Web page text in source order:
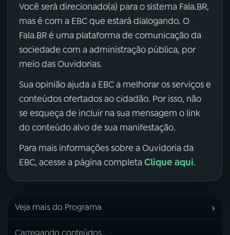
Você será direcionado(a) para o sistema Fala.BR,
mas é com a EBC que estará dialogando. O
Fala.BR é uma plataforma de comunicação da
sociedade com a administração pública, por
meio das Ouvidorias.
Sua opinião ajuda a EBC a melhorar os serviços e
conteúdos ofertados ao cidadão. Por isso, não
se esqueça de incluir na sua mensagem o link
do conteúdo alvo de sua manifestação.
Para mais informações sobre a Ouvidoria da
EBC, acesse a página completa Clique aqui.
Veja mais do Programa ›
Carregando conteúdos...